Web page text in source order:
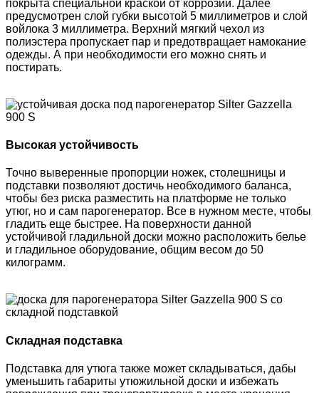
покрыта специальной краской от коррозии. Далее
предусмотрен слой губки высотой 5 миллиметров и слой
войлока 3 миллиметра. Верхний мягкий чехол из
полиэстера пропускает пар и предотвращает намокание
одежды. А при необходимости его можно снять и
постирать.
Высокая устойчивость
Точно выверенные пропорции ножек, столешницы и
подставки позволяют достичь необходимого баланса,
чтобы без риска разместить на платформе не только
утюг, но и сам парогенератор. Все в нужном месте, чтобы
гладить еще быстрее. На поверхности данной
устойчивой гладильной доски можно расположить белье
и гладильное оборудование, общим весом до 50
килограмм.
Складная подставка
Подставка для утюга также может складываться, дабы
уменьшить габариты утюжильной доски и избежать